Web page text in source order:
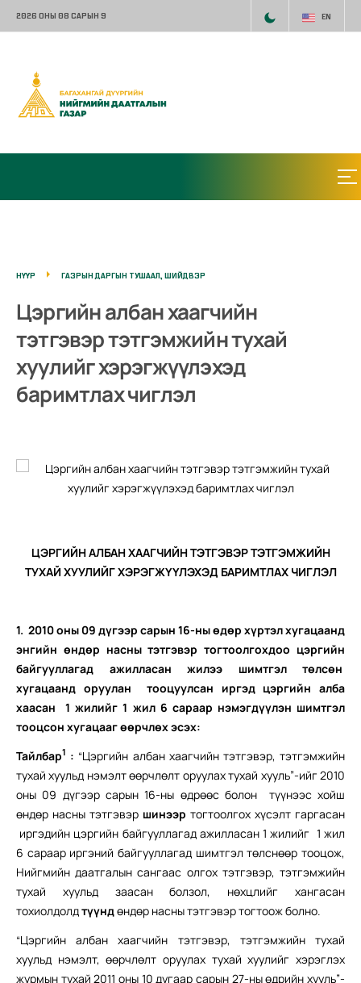
2026 ОНЫ 08 САРЫН 9 EN
НҮҮР ГАЗРЫН ДАРГЫН ТУШААЛ, ШИЙДВЭР
Цэргийн албан хаагчийн
тэтгэвэр тэтгэмжийн тухай
хуулийг хэрэгжүүлэхэд
баримтлах чиглэл
ЦЭРГИЙН АЛБАН ХААГЧИЙН ТЭТГЭВЭР ТЭТГЭМЖИЙН
ТУХАЙ ХУУЛИЙГ ХЭРЭГЖҮҮЛЭХЭД БАРИМТЛАХ ЧИГЛЭЛ
1. 2010 оны 09 дүгээр сарын 16-ны өдөр хүртэл хугацаанд
энгийн өндөр насны тэтгэвэр тогтоолгохдоо цэргийн
байгууллагад ажилласан жилээ шимтгэл төлсөн
хугацаанд оруулан тооцуулсан иргэд цэргийн алба
хаасан 1 жилийг 1 жил 6 сараар нэмэгдүүлэн шимтгэл
тооцсон хугацааг өөрчлөхэсэх:
Тайлбар1 : “Цэргийн албан хаагчийн тэтгэвэр, тэтгэмжийн
тухай хуульд нэмэлт өөрчлөлт оруулах тухай хууль”-ийг 2010
оны 09 дүгээр сарын 16-ны өдрөөс болон түүнээс хойш
өндөр насны тэтгэвэр шинээр тогтоолгох хүсэлт гаргасан
иргэдийн цэргийн байгууллагад ажилласан 1 жилийг 1 жил
6 сараар иргэний байгууллагад шимтгэл төлснөөр тооцож,
Нийгмийн даатгалын сангаас олгох тэтгэвэр, тэтгэмжийн
тухай хуульд заасан болзол, нөхцлийг хангасан
тохиолдолдтүүндөндөр насны тэтгэвэр тогтоож болно.
“Цэргийн албан хаагчийн тэтгэвэр, тэтгэмжийн тухай
хуульд нэмэлт, өөрчлөлт оруулах тухай хуулийг хэрэглэх
журмын тухай 2011 оны 10 дугаар сарын 27-ны өдрийн хууль”-